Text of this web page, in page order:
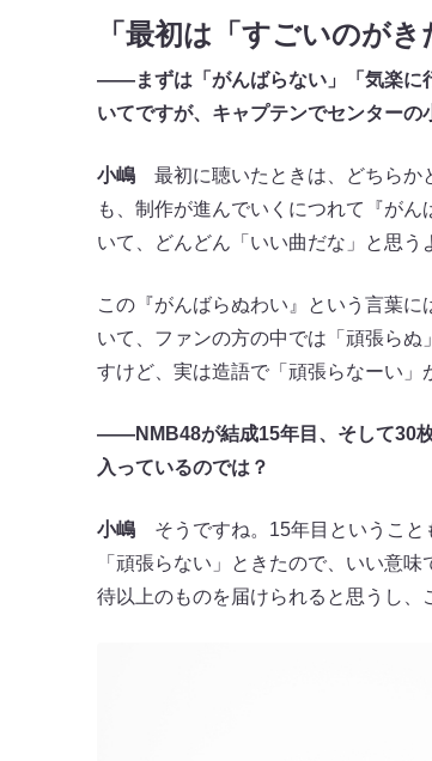
「最初は「すごいのがき
――まずは「がんばらない」「気楽に
いてですが、キャプテンでセンターの
小嶋最初に聴いたときは、どちらか
も、制作が進んでいくにつれて『が
いて、どんどん「いい曲だな」と思う
この『がんばらぬわい』という言葉
いて、ファンの方の中では「頑張ら
すけど、実は造語で「頑張らなーい」
――NMB48が結成15年目、そして30
入っているのでは？
小嶋そうですね。15年目ということ
「頑張らない」ときたので、いい意
待以上のものを届けられると思うし、